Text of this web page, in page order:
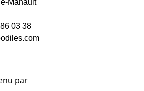
Mahault
03 38
par